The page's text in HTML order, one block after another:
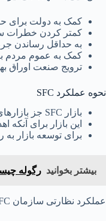
کمک به دولت برای
کمتر کردن خطرات
به حداقل رساندن
کمک به عموم مردم
ترویج صنعت اوراق
نحوه عملکرد SFC
بازار SFC جز بازارهای چند بعدی است که قوانین و مقرراتی را تنظیم می کند.
این بازار برای آنکه
برای توسعه بازار
بیشتر بخوانید رگوله
عملکرد نظارتی سازمان SFC شامل حوزه‌های مختلفی است که در ۵ گروه قرار گرفته‌اند که شامل: